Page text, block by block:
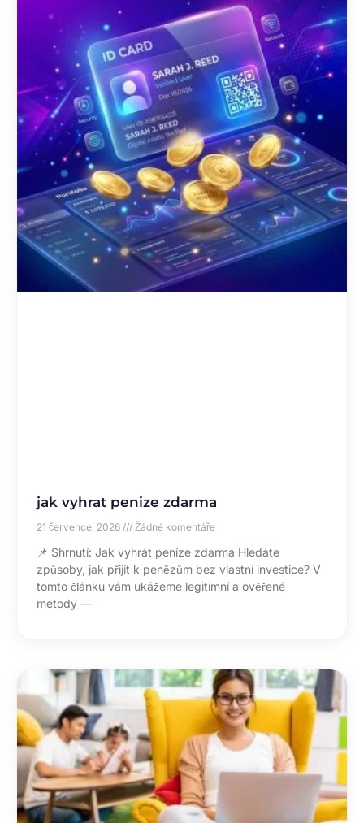
jak vyhrat penize zdarma
21 července, 2026 Žádné komentáře
📌 Shrnutí: Jak vyhrát peníze zdarma Hledáte
způsoby, jak přijít k penězům bez vlastní investice? V
tomto článku vám ukážeme legitimní a ověřené
metody —